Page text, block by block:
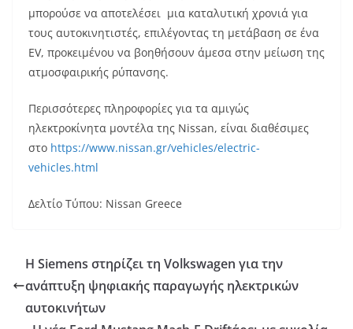
μπορούσε να αποτελέσει μια καταλυτική χρονιά για
τους αυτοκινητιστές, επιλέγοντας τη μετάβαση σε ένα
EV, προκειμένου να βοηθήσουν άμεσα στην μείωση της
ατμοσφαιρικής ρύπανσης.
Περισσότερες πληροφορίες για τα αμιγώς
ηλεκτροκίνητα μοντέλα της Nissan, είναι διαθέσιμες
στο https://www.nissan.gr/vehicles/electric-
vehicles.html
Δελτίο Τύπου: Nissan Greece
Η Siemens στηρίζει τη Volkswagen για την
ανάπτυξη ψηφιακής παραγωγής ηλεκτρικών
αυτοκινήτων